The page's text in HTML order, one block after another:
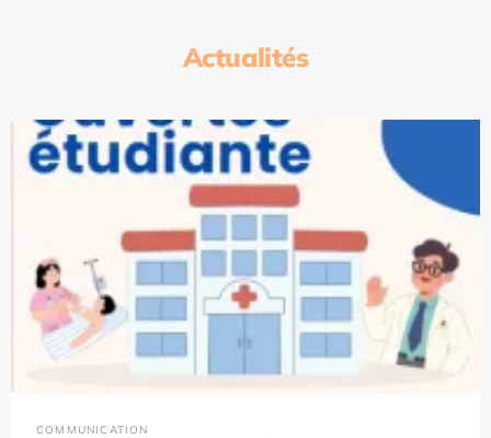
Actualités
COMMUNICATION